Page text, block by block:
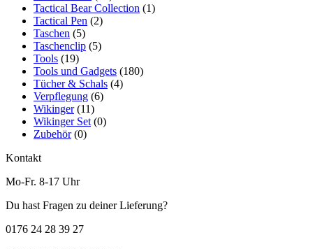
Tactical Bear Collection (1)
Tactical Pen (2)
Taschen (5)
Taschenclip (5)
Tools (19)
Tools und Gadgets (180)
Tücher & Schals (4)
Verpflegung (6)
Wikinger (11)
Wikinger Set (0)
Zubehör (0)
Kontakt
Mo-Fr. 8-17 Uhr
Du hast Fragen zu deiner Lieferung?
0176 24 28 39 27